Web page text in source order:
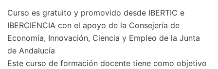
Curso es gratuito y promovido desde IBERTIC e
IBERCIENCIA con el apoyo de la Consejería de
Economía, Innovación, Ciencia y Empleo de la Junta
de Andalucía
Este curso de formación docente tiene como objetivo